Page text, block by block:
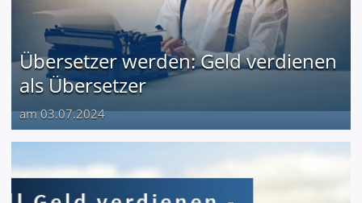
Übersetzer werden: Geld verdienen
als Übersetzer
am 03.07.2024